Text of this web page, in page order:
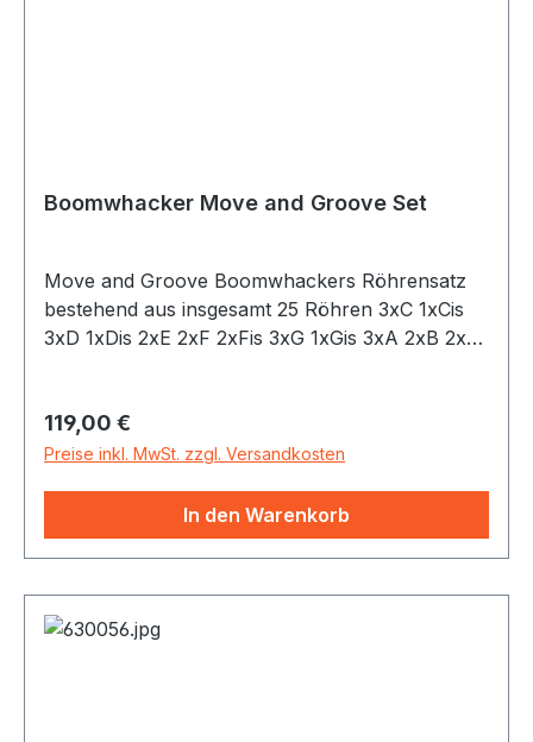
Boomwhacker Move and Groove Set
Move and Groove Boomwhackers Röhrensatz
bestehend aus insgesamt 25 Röhren 3xC 1xCis
3xD 1xDis 2xE 2xF 2xFis 3xG 1xGis 3xA 2xB 2xH
Regulärer Preis:
119,00 €
Preise inkl. MwSt. zzgl. Versandkosten
In den Warenkorb